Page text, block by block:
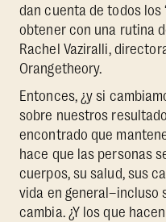
dan cuenta de todos los
obtener con una rutina
Rachel Vaziralli,
Orangetheory.
Entonces, ¿y si
sobre nuestros
encontrado que
hace que las personas
cuerpos, su salud, sus
vida en general–incluso
cambia. ¿Y los que